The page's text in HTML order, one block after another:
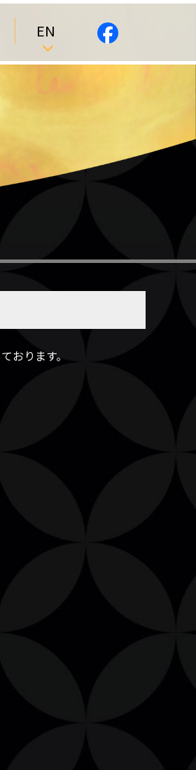
EN
おります。